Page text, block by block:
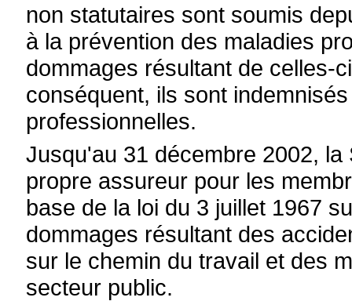
non statutaires sont soumis
à la prévention des maladies
dommages résultant de celles-
conséquent, ils sont
professionnelles.
Jusqu'au 31 décembre 2002,
propre assureur pour les
base de la loi du 3 juillet 1967
dommages résultant des
sur le chemin du travail et des
secteur public.